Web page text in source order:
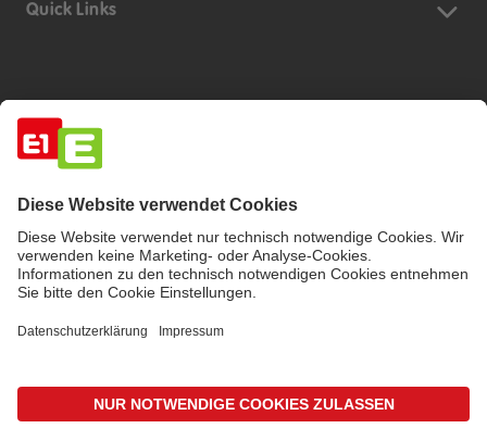
Quick Links
Impressum
Barrierefreiheitserklärung
Haftungsausschluss
© 2026 E1 Wärme und Energie GmbH